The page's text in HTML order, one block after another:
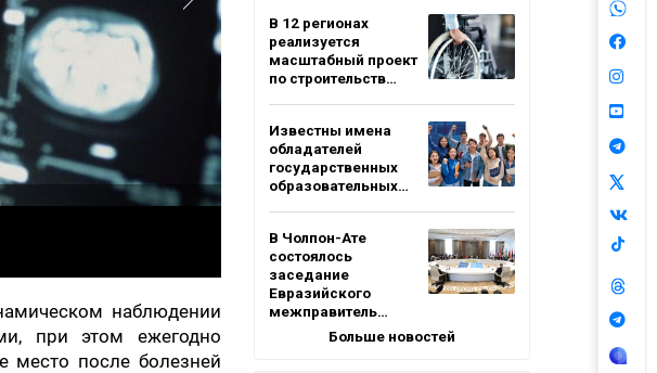
наблюдении
при этом ежегодно
место после болезней
В 12 регионах
реализуется
масштабный проект
по строительств…
Известны имена
обладателей
государственных
образовательных…
В Чолпон-Ате
состоялось
заседание
Евразийского
межправитель…
Больше новостей